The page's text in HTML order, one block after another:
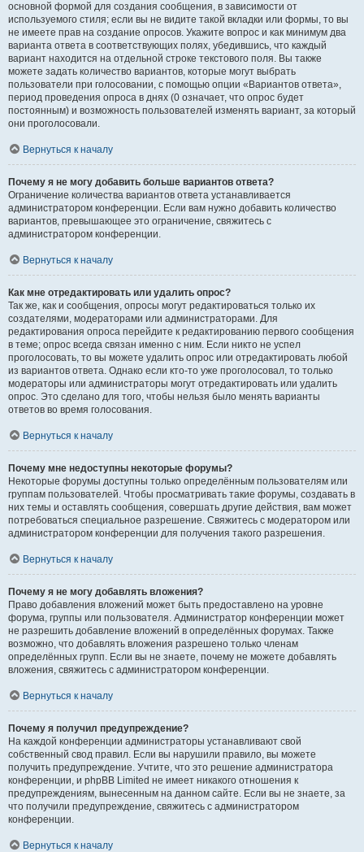
основной формой для создания сообщения, в зависимости от
используемого стиля; если вы не видите такой вкладки или формы, то вы
не имеете прав на создание опросов. Укажите вопрос и как минимум два
варианта ответа в соответствующих полях, убедившись, что каждый
вариант находится на отдельной строке текстового поля. Вы также
можете задать количество вариантов, которые могут выбрать
пользователи при голосовании, с помощью опции «Вариантов ответа»,
период проведения опроса в днях (0 означает, что опрос будет
постоянным) и возможность пользователей изменять вариант, за который
они проголосовали.
Вернуться к началу
Почему я не могу добавить больше вариантов ответа?
Ограничение количества вариантов ответа устанавливается
администратором конференции. Если вам нужно добавить количество
вариантов, превышающее это ограничение, свяжитесь с
администратором конференции.
Вернуться к началу
Как мне отредактировать или удалить опрос?
Так же, как и сообщения, опросы могут редактироваться только их
создателями, модераторами или администраторами. Для
редактирования опроса перейдите к редактированию первого сообщения
в теме; опрос всегда связан именно с ним. Если никто не успел
проголосовать, то вы можете удалить опрос или отредактировать любой
из вариантов ответа. Однако если кто-то уже проголосовал, то только
модераторы или администраторы могут отредактировать или удалить
опрос. Это сделано для того, чтобы нельзя было менять варианты
ответов во время голосования.
Вернуться к началу
Почему мне недоступны некоторые форумы?
Некоторые форумы доступны только определённым пользователям или
группам пользователей. Чтобы просматривать такие форумы, создавать в
них темы и оставлять сообщения, совершать другие действия, вам может
потребоваться специальное разрешение. Свяжитесь с модератором или
администратором конференции для получения такого разрешения.
Вернуться к началу
Почему я не могу добавлять вложения?
Право добавления вложений может быть предоставлено на уровне
форума, группы или пользователя. Администратор конференции может
не разрешить добавление вложений в определённых форумах. Также
возможно, что добавлять вложения разрешено только членам
определённых групп. Если вы не знаете, почему не можете добавлять
вложения, свяжитесь с администратором конференции.
Вернуться к началу
Почему я получил предупреждение?
На каждой конференции администраторы устанавливают свой
собственный свод правил. Если вы нарушили правило, вы можете
получить предупреждение. Учтите, что это решение администратора
конференции, и phpBB Limited не имеет никакого отношения к
предупреждениям, вынесенным на данном сайте. Если вы не знаете, за
что получили предупреждение, свяжитесь с администратором
конференции.
Вернуться к началу